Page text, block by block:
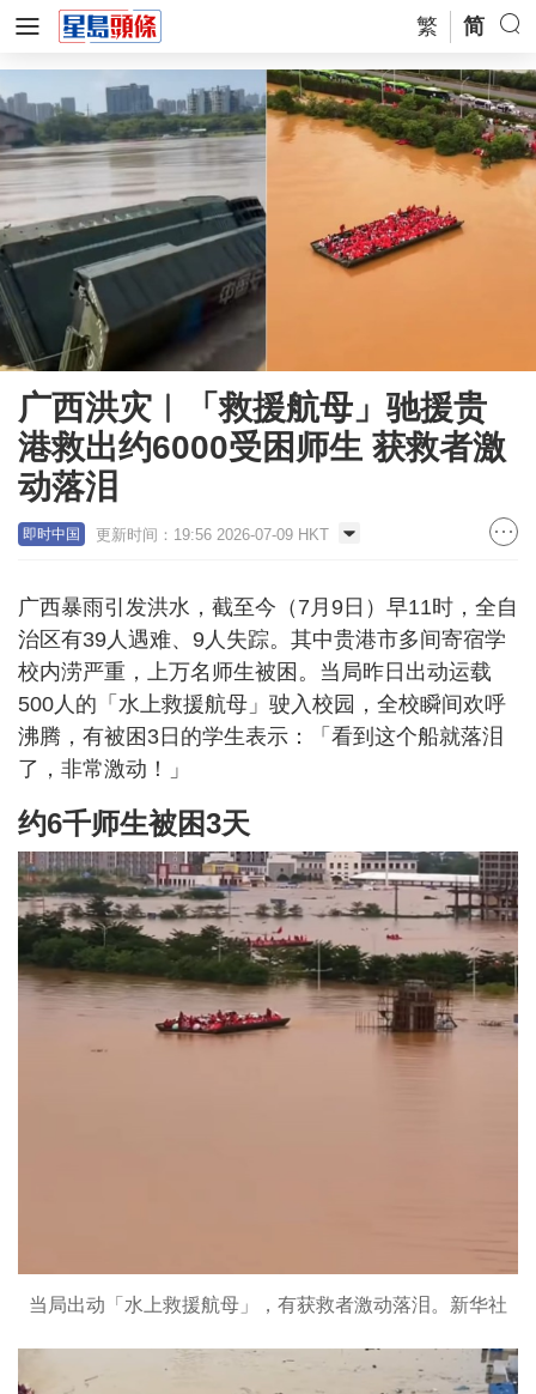
繁 简
广西洪灾︱「救援航母」驰援贵
港救出约6000受困师生 获救者激
动落泪
即时中国 更新时间：19:56 2026-07-09 HKT
广西暴雨引发洪水，截至今（7月9日）早11时，全自
治区有39人遇难、9人失踪。其中贵港市多间寄宿学
校内涝严重，上万名师生被困。当局昨日出动运载
500人的「水上救援航母」驶入校园，全校瞬间欢呼
沸腾，有被困3日的学生表示：「看到这个船就落泪
了，非常激动！」
约6千师生被困3天
当局出动「水上救援航母」，有获救者激动落泪。新华社